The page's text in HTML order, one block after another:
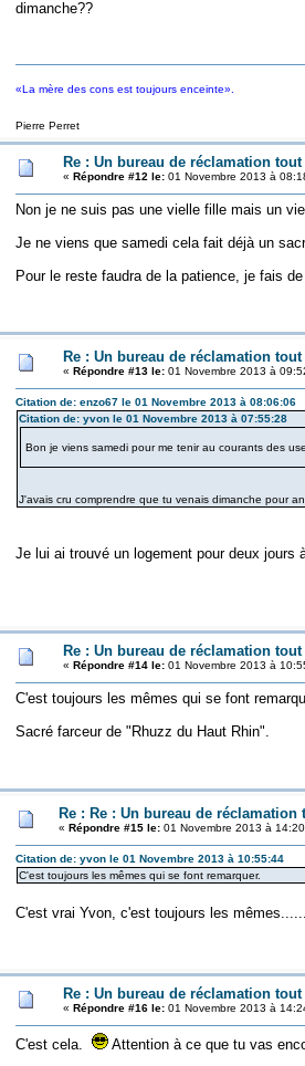
dimanche??
«La mère des cons est toujours enceinte».
Pierre Perret
Re : Un bureau de réclamation
« Répondre #12 le:01 Novembre 2013 à
Non je ne suis pas une vielle fille mais un
Je ne viens que samedi cela fait déjà un
Pour le reste faudra de la patience, je fais
Re : Un bureau de réclamation
« Répondre #13 le:01 Novembre 2013 à
Citation de: enzo67 le 01 Novembre 2013 à 08:06:06
Citation de: yvon le 01 Novembre 2013 à 07:55:28
Bon je viens samedi pour me tenir au courants des
J'avais cru comprendre que tu venais dimanche pour
Je lui ai trouvé un logement pour deux
Re : Un bureau de réclamation
« Répondre #14 le:01 Novembre 2013 à
C'est toujours les mêmes qui se font
Sacré farceur de "Rhuzz du Haut Rhin".
Re : Re : Un bureau de réclamation
« Répondre #15 le:01 Novembre 2013 à
Citation de: yvon le 01 Novembre 2013 à 10:55:44
C'est toujours les mêmes qui se font remarquer.
C'est vrai Yvon, c'est toujours les
Re : Un bureau de réclamation
« Répondre #16 le:01 Novembre 2013 à
C'est cela.
Attention à ce que tu vas